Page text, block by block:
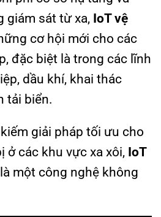
giám sát từ xa, IoT vệ
cơ hội mới cho các
đặc biệt là trong các lĩnh
dầu khí, khai thác
tải biển.
giải pháp tối ưu cho
ở các khu vực xa xôi, IoT
một công nghệ không